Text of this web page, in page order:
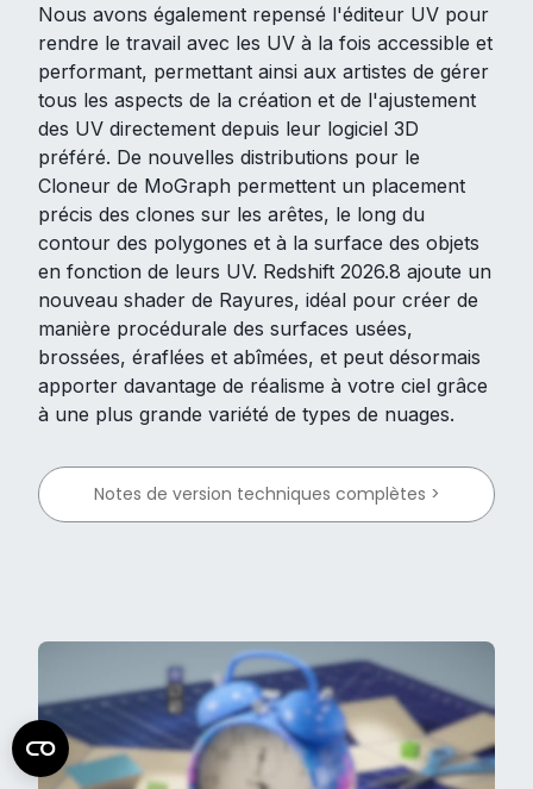
Nous avons également repensé l'éditeur UV pour
rendre le travail avec les UV à la fois accessible et
performant, permettant ainsi aux artistes de gérer
tous les aspects de la création et de l'ajustement
des UV directement depuis leur logiciel 3D
préféré. De nouvelles distributions pour le
Cloneur de MoGraph permettent un placement
précis des clones sur les arêtes, le long du
contour des polygones et à la surface des objets
en fonction de leurs UV. Redshift 2026.8 ajoute un
nouveau shader de Rayures, idéal pour créer de
manière procédurale des surfaces usées,
brossées, éraflées et abîmées, et peut désormais
apporter davantage de réalisme à votre ciel grâce
à une plus grande variété de types de nuages.
Notes de version techniques complètes >